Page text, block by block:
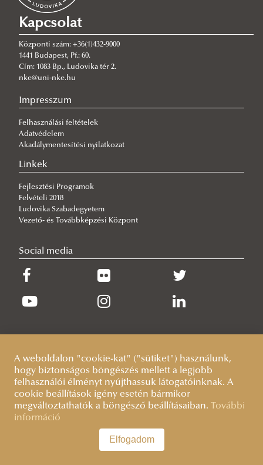
Hirdetmények
Kisokos
Hivatásos Kisokos
Civil Kisokos
NITK Kari Részönkormányzat
Elérhetőségek
Bizottságok
RTK Kari Részönkormányzat
Elérhetőség
Pályázatok
VTK Kari Részönkormányzat
Elérhetőség
Bizottságok
Hirdetmények
Kapcsolat
Központi szám: +36(1)432-9000
1441 Budapest, Pf.: 60.
Cím: 1083 Bp., Ludovika tér 2.
nke@uni-nke.hu
Impresszum
Felhasználási feltételek
Adatvédelem
Akadálymentesítési nyilatkozat
Linkek
Fejlesztési Programok
Felvételi 2018
Ludovika Szabadegyetem
Vezető- és Továbbképzési Központ
Social media
A weboldalon "cookie-kat" ("sütiket") használunk,
hogy biztonságos böngészés mellett a legjobb
felhasználói élményt nyújthassuk látogatóinknak. A
cookie beállítások igény esetén bármikor
megváltoztathatók a böngésző beállításaiban.
További
információ
Elfogadom